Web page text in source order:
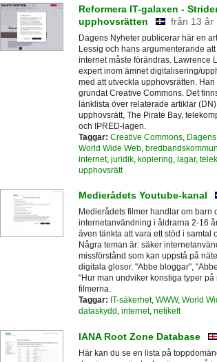
Reformera IT-galaxen -
upphovsrätten
från 13 år
Dagens Nyheter publicerar här en
Lessig och hans argumenterande
internet måste förändras. Lawrence
expert inom ämnet digitalisering/
med att utveckla upphovsrätten.
grundat Creative Commons. Det
länklista över relaterade artiklar
upphovsrätt, The Pirate Bay,
och IPRED-lagen.
Taggar: Creative Commons,
World Wide Web,
internet, juridik, kopiering, lagar,
upphovsrätt
Medierådets Youtube-kanal
Medierådets filmer handlar om barn
internetanvändning i åldrarna 2-16
även tänkta att vara ett stöd i samtal
Några teman är: säker
missförstånd som kan uppstå på
digitala glosor. "Abbe bloggar",
"Hur man undviker konstiga typer på
filmerna.
Taggar: IT-säkerhet, WWW, World
dataskydd , internet, netikett
IANA Root Zone Database
Här kan du se en lista på